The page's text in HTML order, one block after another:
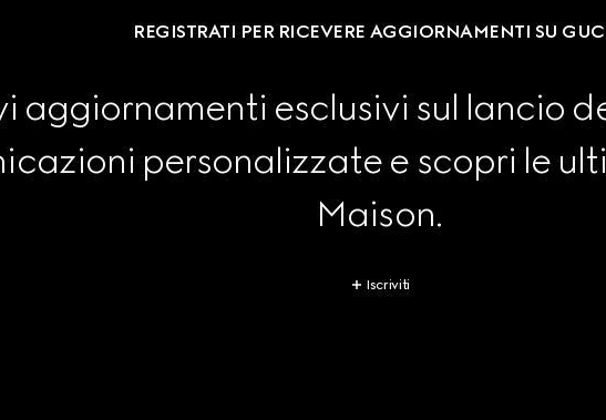
REGISTRATI PER RICEVERE AGGIORNAMENTI SU
aggiornamenti esclusivi sul lancio
personalizzate e scopri le
Maison.
Iscriviti